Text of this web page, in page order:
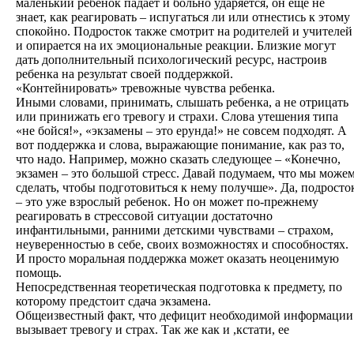
знает, как реагировать – испугаться ли или отнестись к этому
спокойно. Подросток также смотрит на родителей и учителей
и опирается на их эмоциональные реакции. Близкие могут
дать дополнительный психологический ресурс, настроив
ребенка на результат своей поддержкой.
«Контейнировать» тревожные чувства ребенка.
Иными словами, принимать, слышать ребенка, а не отрицать
или принижать его тревогу и страхи. Слова утешения типа
«не бойся!», «экзамены – это ерунда!» не совсем подходят. А
вот поддержка и слова, выражающие понимание, как раз то,
что надо. Например, можно сказать следующее – «Конечно,
экзамен – это большой стресс. Давай подумаем, что мы
сделать, чтобы подготовиться к нему получше». Да,
– это уже взрослый ребенок. Но он может по-прежнему
реагировать в стрессовой ситуации достаточно
инфантильными, ранними детскими чувствами – страхом,
неуверенностью в себе, своих возможностях и способностях.
И просто моральная поддержка может оказать неоценимую
помощь.
Непосредственная теоретическая подготовка к предмету, по
которому предстоит сдача экзамена.
Общеизвестный факт, что дефицит необходимой информации
вызывает тревогу и страх. Так же как и ,кстати, ее